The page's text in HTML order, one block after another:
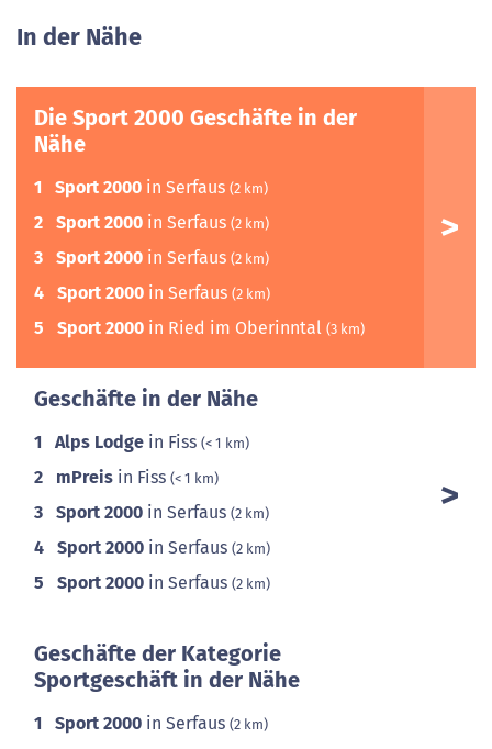
In der Nähe
Die Sport 2000 Geschäfte in der
Nähe
1 Sport 2000 in Serfaus (2 km)
2 Sport 2000 in Serfaus (2 km)
3 Sport 2000 in Serfaus (2 km)
4 Sport 2000 in Serfaus (2 km)
5 Sport 2000 in Ried im Oberinntal (3 km)
Geschäfte in der Nähe
1 Alps Lodge in Fiss (< 1 km)
2 mPreis in Fiss (< 1 km)
3 Sport 2000 in Serfaus (2 km)
4 Sport 2000 in Serfaus (2 km)
5 Sport 2000 in Serfaus (2 km)
Geschäfte der Kategorie
Sportgeschäft in der Nähe
1 Sport 2000 in Serfaus (2 km)